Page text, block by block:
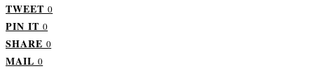
TWEET 0
PIN IT 0
SHARE 0
MAIL 0